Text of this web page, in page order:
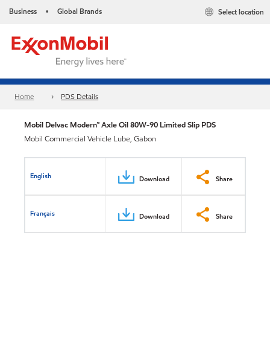
Business • Global Brands Select location
Home PDS Details
Mobil Delvac Modern™ Axle Oil 80W-90 Limited Slip PDS
Mobil Commercial Vehicle Lube, Gabon
English Download Share
Français Download Share